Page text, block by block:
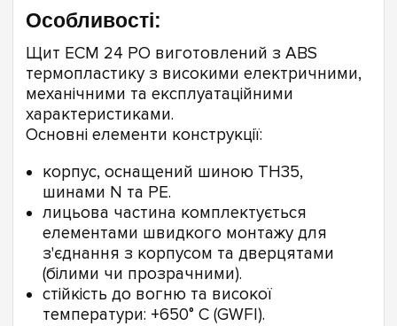
Особливості:
Щит ECM 24 PO виготовлений з ABS
термопластику з високими електричними,
механічними та експлуатаційними
характеристиками.
Основні елементи конструкції:
корпус, оснащений шиною TH35,
шинами N та PE.
лицьова частина комплектується
елементами швидкого монтажу для
з'єднання з корпусом та дверцятами
(білими чи прозрачними).
стійкість до вогню та високої
температури: +650° С (GWFI).